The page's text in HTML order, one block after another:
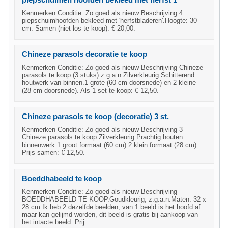
Kenmerken Conditie: Zo goed als nieuw Beschrijving 4
piepschuimhoofden bekleed met 'herfstbladeren'.Hoogte: 30
cm. Samen (niet los te koop): € 20,00.
Chineze parasols decoratie te koop
Kenmerken Conditie: Zo goed als nieuw Beschrijving Chineze
parasols te koop (3 stuks) z.g.a.n.Zilverkleurig.Schitterend
houtwerk van binnen.1 grote (60 cm doorsnede) en 2 kleine
(28 cm doorsnede). Als 1 set te koop: € 12,50.
Chineze parasols te koop (decoratie) 3 st.
Kenmerken Conditie: Zo goed als nieuw Beschrijving 3
Chineze parasols te koop.Zilverkleurig.Prachtig houten
binnenwerk.1 groot formaat (60 cm).2 klein formaat (28 cm).
Prijs samen: € 12,50.
Boeddhabeeld te koop
Kenmerken Conditie: Zo goed als nieuw Beschrijving
BOEDDHABEELD TE KOOP.Goudkleurig, z.g.a.n.Maten: 32 x
28 cm.Ik heb 2 dezelfde beelden, van 1 beeld is het hoofd af
maar kan gelijmd worden, dit beeld is gratis bij aankoop van
het intacte beeld. Prij